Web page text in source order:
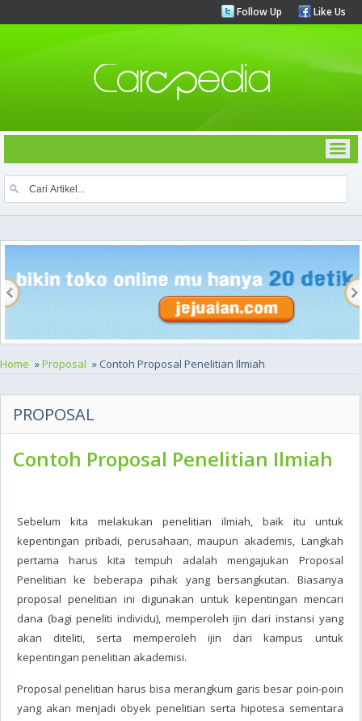
Follow Up Like Us
Home »Proposal » Contoh Proposal Penelitian Ilmiah
PROPOSAL
Contoh Proposal Penelitian Ilmiah
Sebelum kita melakukan penelitian ilmiah, baik itu untuk
kepentingan pribadi, perusahaan, maupun akademis, Langkah
pertama harus kita tempuh adalah mengajukan Proposal
Penelitian ke beberapa pihak yang bersangkutan. Biasanya
proposal penelitian ini digunakan untuk kepentingan mencari
dana (bagi peneliti individu), memperoleh ijin dari instansi yang
akan diteliti, serta memperoleh ijin dari kampus untuk
kepentingan penelitian akademisi.
Proposal penelitian harus bisa merangkum garis besar poin-poin
yang akan menjadi obyek penelitian serta hipotesa sementara